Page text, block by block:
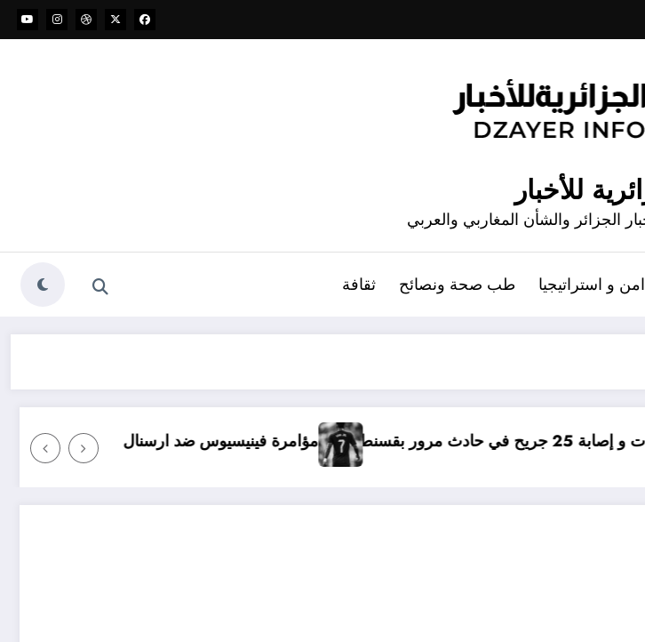
للأخبار
الجزائر والشأن المغاربي والعربي
امن و استراتيجيا طب صحة ونصائح ثقافة
مؤامرة فينيسيوس ضد ارسنال حماية المحكمة الجنائية